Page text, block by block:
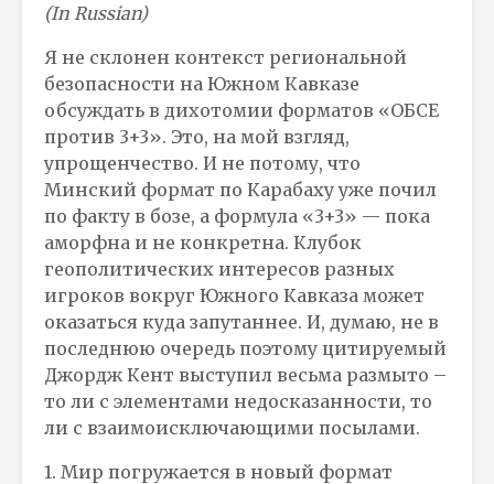
(In Russian)
Я не склонен контекст региональной
безопасности на Южном Кавказе
обсуждать в дихотомии форматов «ОБСЕ
против 3+3». Это, на мой взгляд,
упрощенчество. И не потому, что
Минский формат по Карабаху уже почил
по факту в бозе, а формула «3+3» — пока
аморфна и не конкретна. Клубок
геополитических интересов разных
игроков вокруг Южного Кавказа может
оказаться куда запутаннее. И, думаю, не в
последнюю очередь поэтому цитируемый
Джордж Кент выступил весьма размыто –
то ли с элементами недосказанности, то
ли с взаимоисключающими посылами.
1. Мир погружается в новый формат